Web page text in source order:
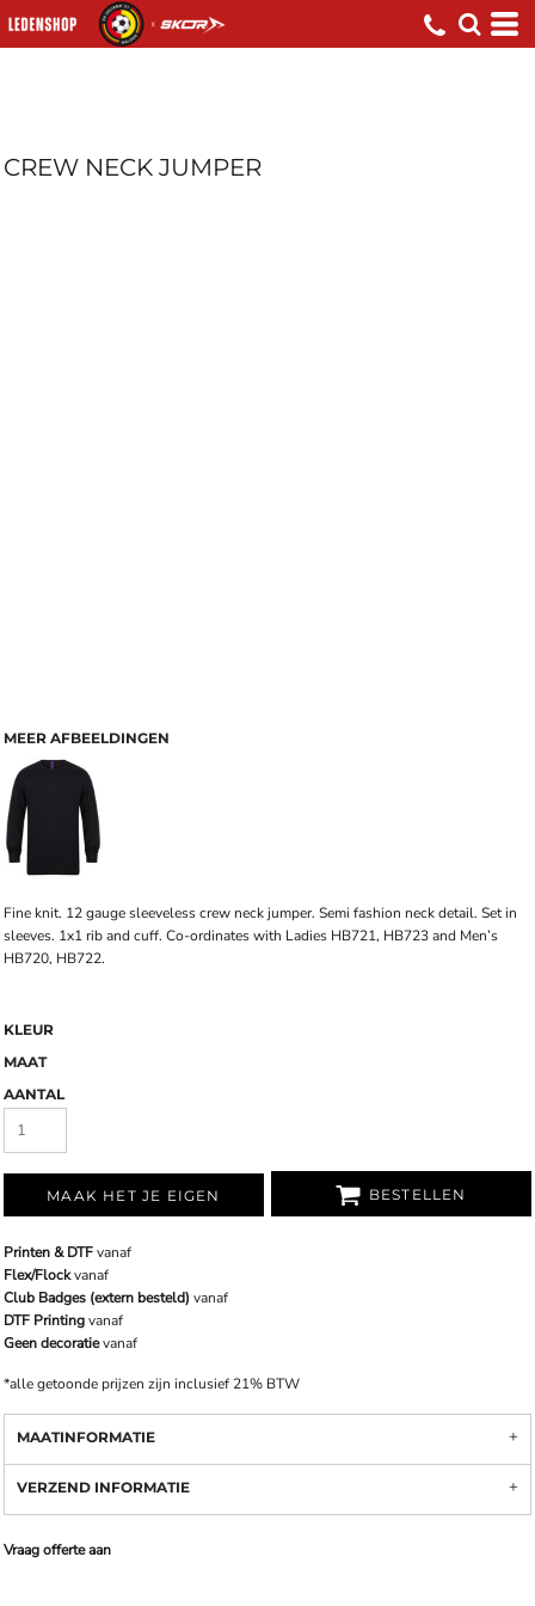
CREW NECK JUMPER
MEER AFBEELDINGEN
Fine knit. 12 gauge sleeveless crew neck jumper. Semi fashion neck detail. Set in
sleeves. 1x1 rib and cuff. Co-ordinates with Ladies HB721, HB723 and Men’s
HB720, HB722.
KLEUR
MAAT
AANTAL
MAAK HET JE EIGEN BESTELLEN
Printen & DTFvanaf
Flex/Flockvanaf
Club Badges (extern besteld) vanaf
DTF Printingvanaf
Geen decoratievanaf
*alle getoonde prijzen zijn inclusief 21% BTW
MAATINFORMATIE
VERZEND INFORMATIE
Vraag offerte aan